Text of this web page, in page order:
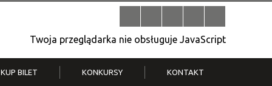
Twoja przeglądarka nie obsługuje JavaScript
KUP BILET KONKURSY KONTAKT